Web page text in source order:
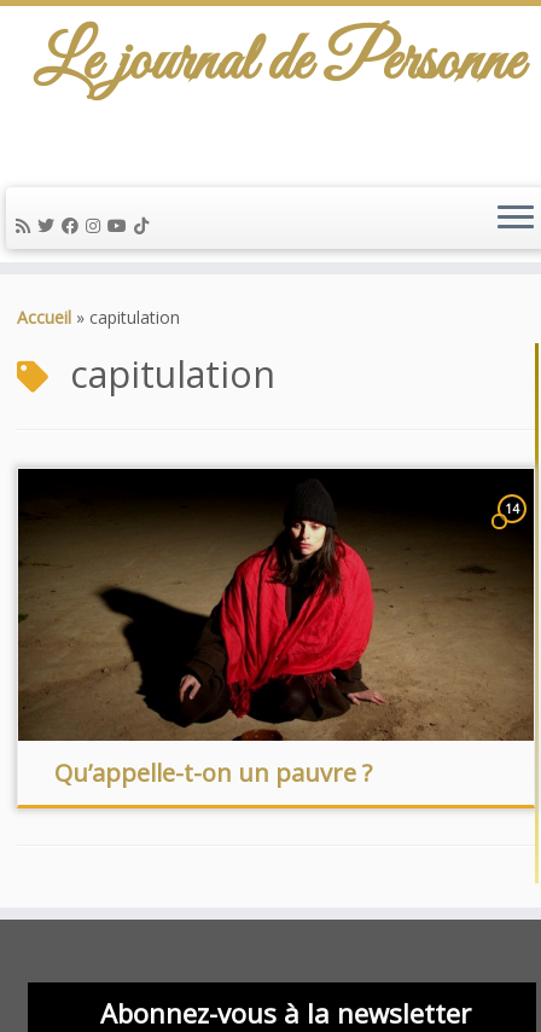
au
Le journal de Personne
Accueil » capitulation
capitulation
14
Qu’appelle-t-on un pauvre ?
Abonnez-vous à la newsletter